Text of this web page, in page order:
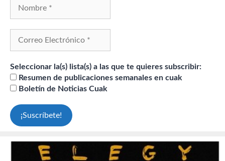
Seleccionar la(s) lista(s) a las que te quieres subscribir:
Resumen de publicaciones semanales en cuak
Boletín de Noticias Cuak